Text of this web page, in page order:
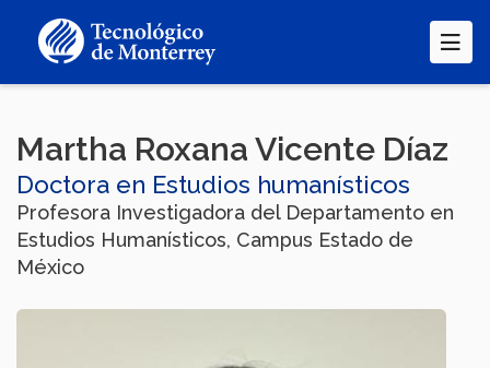
contenido
Martha Roxana Vicente Díaz
Doctora en Estudios humanísticos
Profesora Investigadora del Departamento en
Estudios Humanísticos, Campus Estado de
México